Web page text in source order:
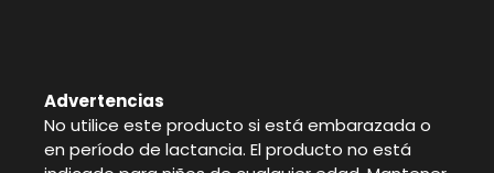
Advertencias
No utilice este producto si está embarazada o
en período de lactancia. El producto no está